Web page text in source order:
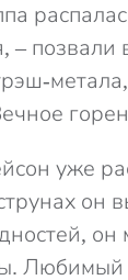
– позвали
уже
он
Любимый